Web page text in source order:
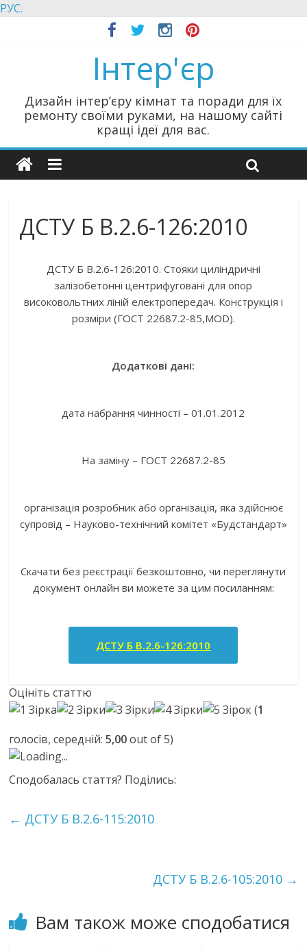
РУС.
Інтер'єр
Дизайн інтер’єру кімнат та поради для їх
ремонту своїми руками, на нашому сайті
кращі ідеї для вас.
ДСТУ Б В.2.6-126:2010
ДСТУ Б В.2.6-126:2010. Стояки циліндричні
залізобетонні центрифуговані для опор
високовольтних ліній електропередач. Конструкція і
розміри (ГОСТ 22687.2-85,MOD).
Додаткові дані:
дата набрання чинності – 01.01.2012
На заміну – ГОСТ 22687.2-85
організація розробник або організація, яка здійснює
супровід – Науково-технічний комітет «Будстандарт»
Скачати без реєстрації безкоштовно, чи переглянути
документ онлайн ви можете за цим посиланням:
ДСТУ Б В.2.6-126:2010
Оцініть статтю
(1
голосів, середній:5,00out of 5)
Loading...
Сподобалась стаття? Поділись:
← ДСТУ Б В.2.6-115:2010
ДСТУ Б В.2.6-105:2010 →
Вам також може сподобатися